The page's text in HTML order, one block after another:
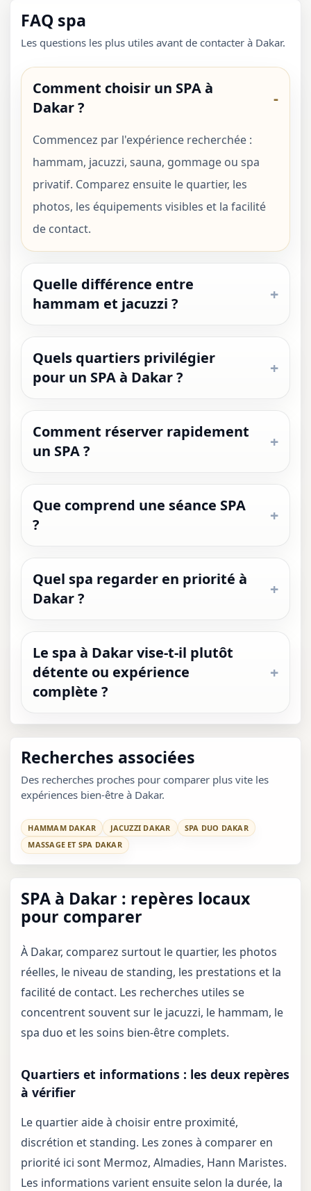
FAQ spa
Les questions les plus utiles avant de contacter à Dakar.
Comment choisir un SPA à
Dakar ?
Commencez par l'expérience recherchée :
hammam, jacuzzi, sauna, gommage ou spa
privatif. Comparez ensuite le quartier, les
photos, les équipements visibles et la facilité
de contact.
Quelle différence entre
hammam et jacuzzi ?
Quels quartiers privilégier
pour un SPA à Dakar ?
Comment réserver rapidement
un SPA ?
Que comprend une séance SPA
?
Quel spa regarder en priorité à
Dakar ?
Le spa à Dakar vise-t-il plutôt
détente ou expérience
complète ?
Recherches associées
Des recherches proches pour comparer plus vite les
expériences bien-être à Dakar.
HAMMAM DAKAR JACUZZI DAKAR
SPA DUO DAKAR
MASSAGE ET SPA DAKAR
SPA à Dakar : repères locaux
pour comparer
À Dakar, comparez surtout le quartier, les photos
réelles, le niveau de standing, les prestations et la
facilité de contact. Les recherches utiles se
concentrent souvent sur le jacuzzi, le hammam, le
spa duo et les soins bien-être complets.
Quartiers et informations : les deux repères
à vérifier
Le quartier aide à choisir entre proximité,
discrétion et standing. Les zones à comparer en
priorité ici sont Mermoz, Almadies, Hann Maristes.
Les informations varient ensuite selon la durée, la